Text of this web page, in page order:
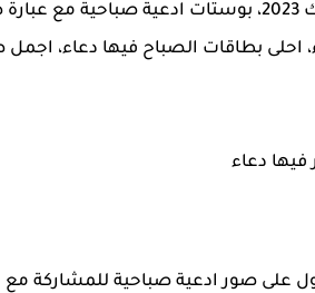
نوفر لكم من جديد على موقع مصراوى الشامل أجمل صور ادعية صباحية اسلامية للفيس بوك
بطاقات الصباح فيها دعاء، اجمل
صور ادعية صباحية للمشاركة مع